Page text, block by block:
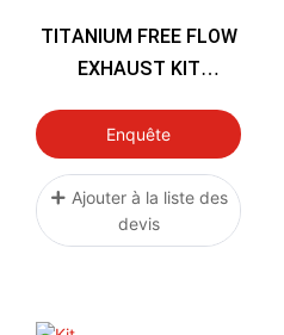
TITANIUM FREE FLOW
EXHAUST KIT
YAMAHA-08S 2012+
Enquête
Ajouter à la liste des
devis